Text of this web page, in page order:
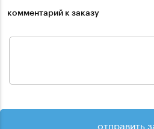
комментарий к заказу